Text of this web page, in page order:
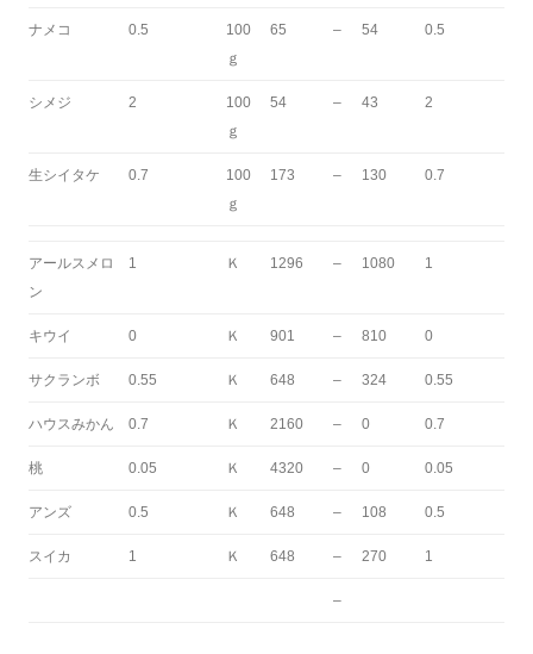
ナメコ 0.5
100
ｇ
65 – 54 0.5
シメジ 2
100
ｇ
54 – 43 2
生シイタケ 0.7
100
ｇ
173 – 130 0.7
アールスメロ
ン
1 Ｋ 1296 – 1080 1
キウイ 0 Ｋ 901 – 810 0
サクランボ 0.55 Ｋ 648 – 324 0.55
ハウスみかん 0.7 Ｋ 2160 – 0 0.7
桃 0.05 Ｋ 4320 – 0 0.05
アンズ 0.5 Ｋ 648 – 108 0.5
スイカ 1 Ｋ 648 – 270 1
–